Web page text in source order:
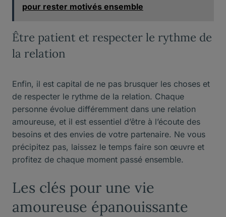
pour rester motivés ensemble
Être patient et respecter le rythme de
la relation
Enfin, il est capital de ne pas brusquer les choses et
de respecter le rythme de la relation. Chaque
personne évolue différemment dans une relation
amoureuse, et il est essentiel d’être à l’écoute des
besoins et des envies de votre partenaire. Ne vous
précipitez pas, laissez le temps faire son œuvre et
profitez de chaque moment passé ensemble.
Les clés pour une vie
amoureuse épanouissante